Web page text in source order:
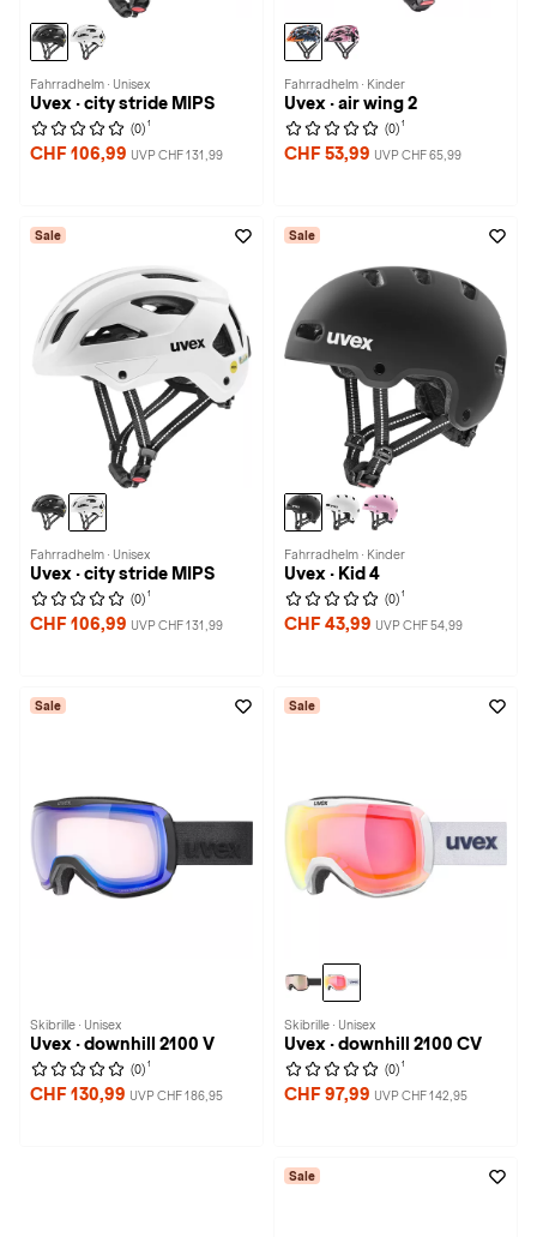
Fahrradhelm · Unisex
Uvex · city stride MIPS
(0) 1
CHF 106,99 UVP CHF 131,99
Fahrradhelm · Kinder
Uvex · air wing 2
(0) 1
CHF 53,99 UVP CHF 65,99
Sale
Fahrradhelm · Unisex
Uvex · city stride MIPS
(0) 1
CHF 106,99 UVP CHF 131,99
Sale
Fahrradhelm · Kinder
Uvex · Kid 4
(0) 1
CHF 43,99 UVP CHF 54,99
Sale
Skibrille · Unisex
Uvex · downhill 2100 V
(0) 1
CHF 130,99 UVP CHF 186,95
Sale
Skibrille · Unisex
Uvex · downhill 2100 CV
(0) 1
CHF 97,99 UVP CHF 142,95
Sale